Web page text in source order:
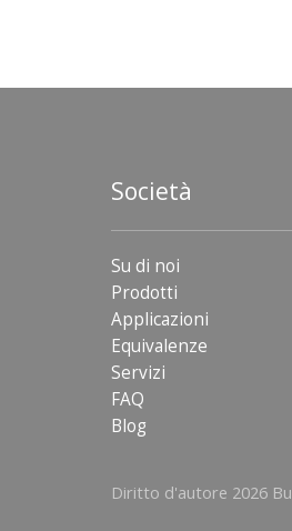
Società
Su di noi
Prodotti
Applicazioni
Equivalenze
Servizi
FAQ
Blog
Diritto d'autore 2026